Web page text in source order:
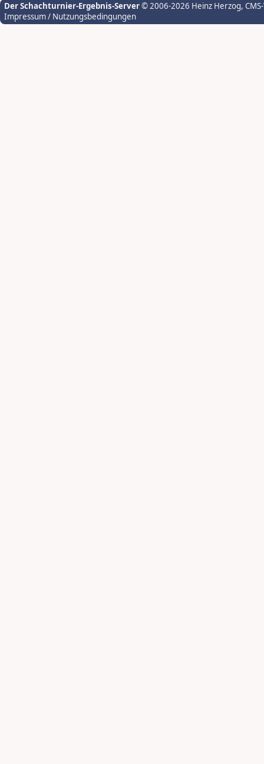
Der Schachturnier-Ergebnis-Server© 2006-2026 Heinz Herzog,
Impressum / Nutzungsbedingungen